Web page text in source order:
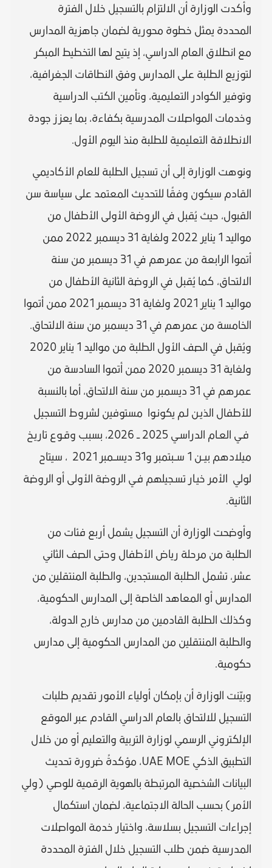
وأكدت الوزارة أن الالتزام بالتسجيل خلال الفترة
المحددة يمثل خطوة محورية لضمان جاهزية المدارس
مع انطلاق العام الدراسي، إذ يتيح لها التخطيط المبكر
لتوزيع الطلبة على المدارس وفق النطاقات الجغرافية،
وتوفير الكوادر التعليمية، وتأمين الكتب الدراسية
وخدمات المواصلات المدرسية بكفاءة، بما يعزز جودة
الانطلاقة التعليمية للطلبة منذ اليوم الأول.
ونوهت الوزارة إلى أن تسجيل الطلبة للعام الأكاديمي
القادم سيكون وفقًا للتحديث المعتمد على سياسة سن
القبول، حيث يُقبل في الروضة الأولى الأطفال من
مواليد 1 يناير 2022 ولغاية 31 ديسمبر 2022 ممن
أتموا الرابعة من عمرهم في 31 ديسمبر من سنة
الالتحاق، كما يُقبل في الروضة الثانية الأطفال من
مواليد 1 يناير 2021 ولغاية 31 ديسمبر 2021 ممن أتموا
الخامسة من عمرهم في 31 ديسمبر من سنة الالتحاق.
ويُقبل في الصف الأول الطلبة من مواليد 1 يناير 2020
ولغاية 31 ديسمبر 2020 ممن أتموا السادسة من
عمرهم في 31 ديسمبر من سنة الالتحاق، أما بالنسبة
للأطفال الذيـن لـم يكونـوا مستوفين لشروط التسجيل
فـي العـام الدراسـي 2025 – 2026، بسبب وقـوع تاريـخ
ميلادهم بيــن 1 ســبتمبر و31 ديســمبر 2021 ، سيتاح
لولي الأمر خيـار تسـجيلهم فـي الروضة الأولى أو الروضة
الثانية.
وأوضحت الوزارة أن التسجيل يشمل أربع فئات من
الطلبة من مرحلة رياض الأطفال وحتى الصف الثاني
عشر، تشمل الطلبة المستجدين، والطلبة المنتقلين من
المدارس أو المعاهد الخاصة إلى المدارس الحكومية،
وكذلك الطلبة القادمين من مدارس خارج الدولة،
والطلبة المنتقلين من المدارس الحكومية إلى مدارس
حكومية.
وبيّنت الوزارة أن بإمكان أولياء الأمور تقديم طلبات
التسجيل للالتحاق بالعام الدراسي القادم عبر الموقع
الإلكتروني الرسمي لوزارة التربية والتعليم أو من خلال
التطبيق الذكي UAE MOE، مؤكدةً ضرورة تحديث
البيانات الشخصية المرتبطة بالهوية الرقمية للوصي (ولي
الأمر) بحسب الحالة الاجتماعية، لضمان استكمال
إجراءات التسجيل بسلاسة، واختيار خدمة المواصلات
المدرسية ضمن طلب التسجيل خلال الفترة المحددة